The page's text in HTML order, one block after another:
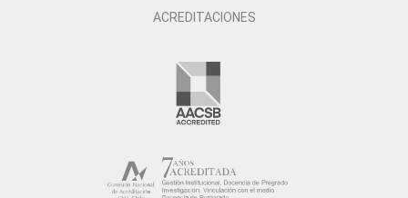
ACREDITACIONES